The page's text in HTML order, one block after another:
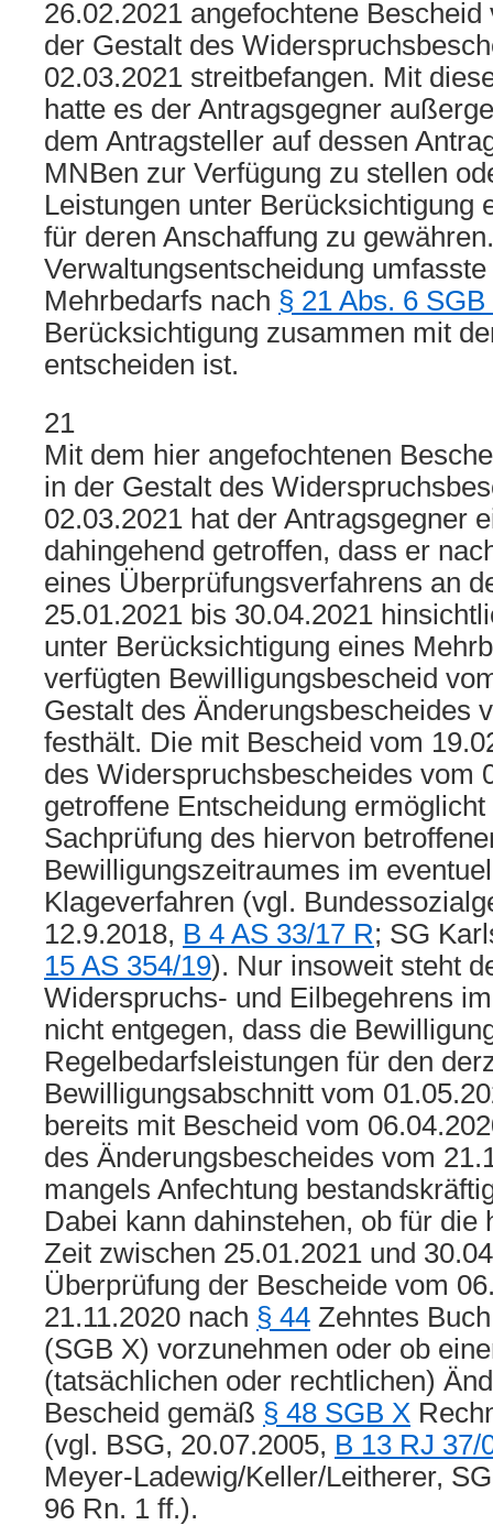
26.02.2021 angefochtene
der Gestalt des
02.03.2021 streitbefangen. Mit
hatte es der Antragsgegner
dem Antragsteller auf dessen
MNBen zur Verfügung zu stellen
Leistungen unter Berücksichtigung
für deren Anschaffung zu
Verwaltungsentscheidung
Mehrbedarfs nach § 21 Abs. 6 SGB
Berücksichtigung zusammen mit
entscheiden ist.
21
Mit dem hier angefochtenen
in der Gestalt des
02.03.2021 hat der Antragsgegner
dahingehend getroffen, dass er
eines Überprüfungsverfahrens an
25.01.2021 bis 30.04.2021
unter Berücksichtigung eines
verfügten Bewilligungsbescheid
Gestalt des Änderungsbescheides
festhält. Die mit Bescheid vom
des Widerspruchsbescheides vom
getroffene Entscheidung
Sachprüfung des hiervon
Bewilligungszeitraumes im
Klageverfahren (vgl.
12.9.2018, B 4 AS 33/17 R; SG
15 AS 354/19). Nur insoweit steht
Widerspruchs- und Eilbegehrens
nicht entgegen, dass die
Regelbedarfsleistungen für den
Bewilligungsabschnitt vom
bereits mit Bescheid vom
des Änderungsbescheides vom
mangels Anfechtung
Dabei kann dahinstehen, ob für die
Zeit zwischen 25.01.2021 und
Überprüfung der Bescheide vom
21.11.2020 nach § 44 Zehntes
(SGB X) vorzunehmen oder ob
(tatsächlichen oder rechtlichen)
Bescheid gemäß § 48 SGB X
(vgl. BSG, 20.07.2005, B 13 RJ 37/
Meyer-Ladewig/Keller/Leitherer,
96 Rn. 1 ff.).